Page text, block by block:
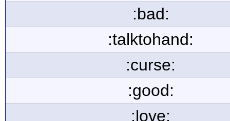
:bad:
:talktohand:
:curse:
:good:
:love: